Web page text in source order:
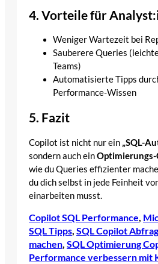
4. Vorteile für
Weniger Wartezeit bei
Sauberere Queries
Teams)
Automatisierte Tipps
Performance-Wissen
5. Fazit
Copilot ist nicht nur ein „SQL-
sondern auch einOptimierungs-
wie du Queries effizienter
du dich selbst in jede Feinheit
einarbeiten musst.
Copilot SQL Performance,
SQL Tipps, SQL Copilot
machen, SQL Optimierung
Performance verbessern mit